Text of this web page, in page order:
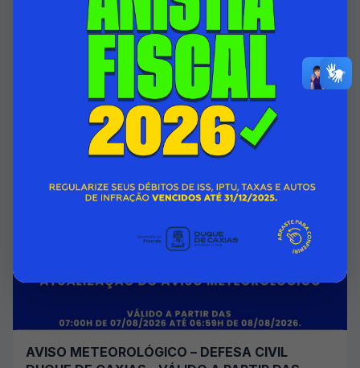
HOSPITAL INFANTIL ISMÉLIA DA SILVEIRA
PASSA A CONTAR COM ÁREA DO 1º ANDAR
TOTALMENTE REFORMADA
SECRETARIA MUNICIPAL DE SAÚDE
Acessar Notícia
AVISO METEOROLÓGICO – DEFESA CIVIL